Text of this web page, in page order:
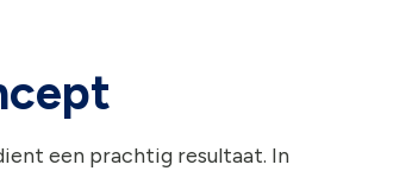
een prachtig resultaat. In